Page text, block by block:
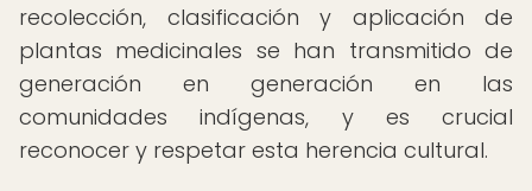
recolección, clasificación y aplicación de
plantas medicinales se han transmitido de
generación en generación en las
comunidades indígenas, y es crucial
reconocer y respetar esta herencia cultural.